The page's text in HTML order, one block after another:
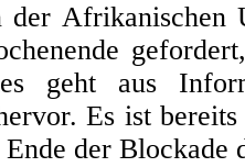
der
geht aus
Es ist
Ende der